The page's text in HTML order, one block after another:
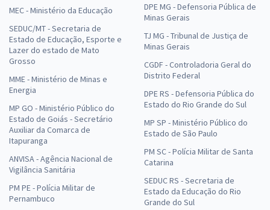
MEC - Ministério da Educação
SEDUC/MT - Secretaria de
Estado de Educação, Esporte e
Lazer do estado de Mato
Grosso
MME - Ministério de Minas e
Energia
MP GO - Ministério Público do
Estado de Goiás - Secretário
Auxiliar da Comarca de
Itapuranga
ANVISA - Agência Nacional de
Vigilância Sanitária
PM PE - Polícia Militar de
Pernambuco
DPE MG - Defensoria Pública de
Minas Gerais
TJ MG - Tribunal de Justiça de
Minas Gerais
CGDF - Controladoria Geral do
Distrito Federal
DPE RS - Defensoria Pública do
Estado do Rio Grande do Sul
MP SP - Ministério Público do
Estado de São Paulo
PM SC - Polícia Militar de Santa
Catarina
SEDUC RS - Secretaria de
Estado da Educação do Rio
Grande do Sul